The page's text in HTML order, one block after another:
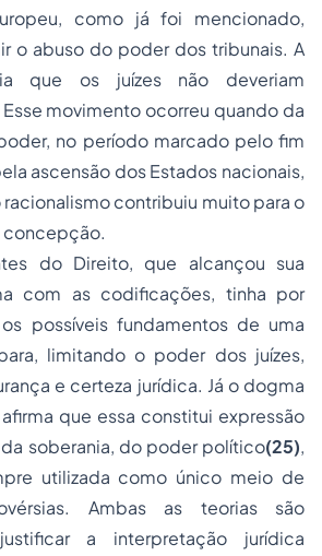
como já foi mencionado,
o abuso do poder dos tribunais. A
que os juízes não deveriam
movimento ocorreu quando da
no período marcado pelo fim
ascensão dos Estados nacionais,
contribuiu muito para o
do Direito, que alcançou sua
com as codificações, tinha por
possíveis fundamentos de uma
limitando o poder dos juízes,
e certeza jurídica. Já o dogma
que essa constitui expressão
soberania, do poder político(25),
utilizada como único meio de
Ambas as teorias são
a interpretação jurídica